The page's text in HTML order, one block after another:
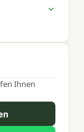
Ihnen